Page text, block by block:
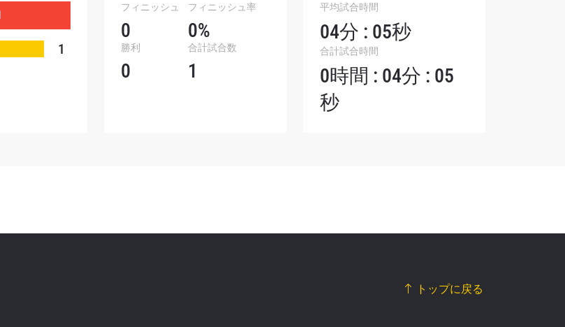
1
フィニッシュ
0
フィニッシュ率
0%
勝利
0
合計試合数
1
平均試合時間
04分 : 05秒
合計試合時間
0時間 : 04分 : 05
秒
トップに戻る
することにより、お客様は当社の
プライバシーポリ
収集、使用および開示に同意したことになります。
いつでも配信を停止することができます。